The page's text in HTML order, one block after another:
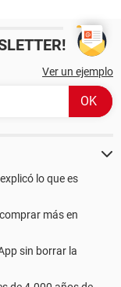
Ver un ejemplo
lo que es
más en
sin borrar la